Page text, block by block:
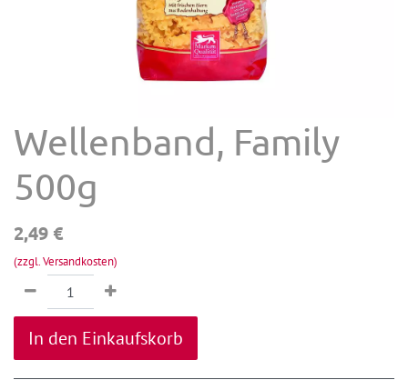
Wellenband, Family
500g
2,49 €
(zzgl. Versandkosten)
In den Einkaufskorb